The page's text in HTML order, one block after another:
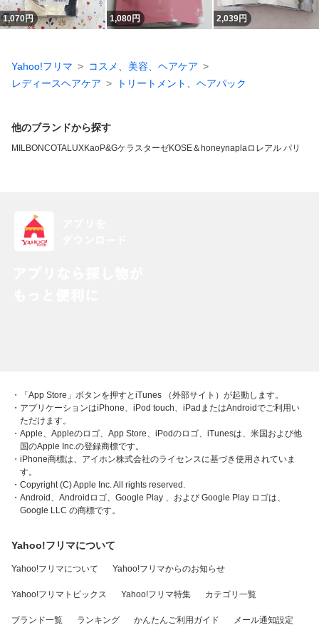
1,070円 1,080円 2,039円
Yahoo!フリマ
コスメ、美容、ヘアケア
レディースヘアケア
トリートメント、ヘアパック
他のブランドから探す
MILBONCOTALUXKaoP&GケラスターゼKOSE＆honeynaplaロレアル パリ
・「App Store」ボタンを押すとiTunes （外部サイト）が起動します。
・アプリケーションはiPhone、iPod touch、iPadまたはAndroidでご利用い
ただけます。
・Apple、Appleのロゴ、App Store、iPodのロゴ、iTunesは、米国および他
国のApple Inc.の登録商標です。
・iPhone商標は、アイホン株式会社のライセンスに基づき使用されていま
す。
・Copyright (C) Apple Inc. All rights reserved.
・Android、Androidロゴ、Google Play 、および Google Play ロゴは、
Google LLC の商標です。
Yahoo!フリマについて
Yahoo!フリマについて Yahoo!フリマからのお知らせ
Yahoo!フリマトピックス Yahoo!フリマ特集 カテゴリ一覧
ブランド一覧 ランキング かんたんご利用ガイド メール通知設定